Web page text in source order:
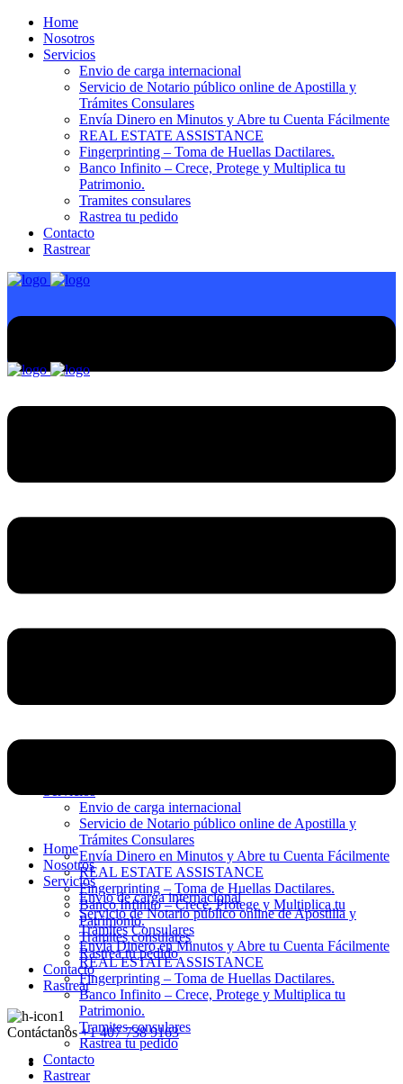
Home
Nosotros
Servicios
Envio de carga internacional
Servicio de Notario público online de Apostilla y
Trámites Consulares
Envía Dinero en Minutos y Abre tu Cuenta Fácilmente
REAL ESTATE ASSISTANCE
Fingerprinting – Toma de Huellas Dactilares.
Banco Infinito – Crece, Protege y Multiplica tu
Patrimonio.
Tramites consulares
Rastrea tu pedido
Contacto
Rastrear
Envio de carga internacional
Servicio de Notario público online de Apostilla y
Trámites Consulares
Envía Dinero en Minutos y Abre tu Cuenta Fácilmente
REAL ESTATE ASSISTANCE
Fingerprinting – Toma de Huellas Dactilares.
Banco Infinito – Crece, Protege y Multiplica tu
Patrimonio.
Tramites consulares
Rastrea tu pedido
Contacto
Rastrear
Contáctanos +1 407 738 9163
Home
Nosotros
Servicios
Envio de carga internacional
Servicio de Notario público online de Apostilla y
Trámites Consulares
Envía Dinero en Minutos y Abre tu Cuenta Fácilmente
REAL ESTATE ASSISTANCE
Fingerprinting – Toma de Huellas Dactilares.
Banco Infinito – Crece, Protege y Multiplica tu
Patrimonio.
Tramites consulares
Rastrea tu pedido
Contacto
Rastrear